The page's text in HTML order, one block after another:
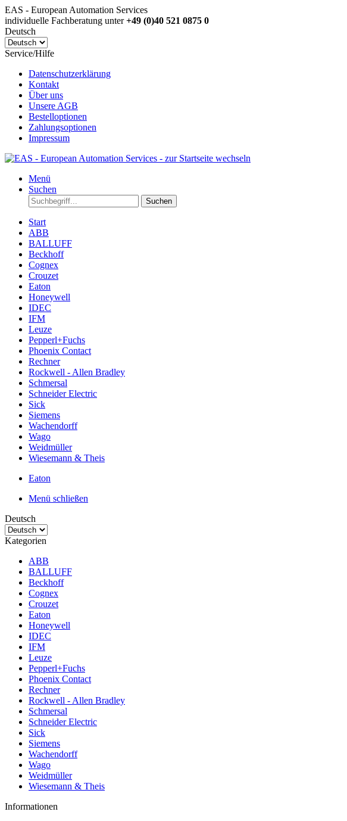
EAS - European Automation Services
individuelle Fachberatung unter+49 (0)40 521 0875 0
Deutsch
Service/Hilfe
Datenschutzerklärung
Kontakt
Über uns
Unsere AGB
Bestelloptionen
Zahlungsoptionen
Impressum
Menü
Suchen
Suchen
Start
ABB
BALLUFF
Beckhoff
Cognex
Crouzet
Eaton
Honeywell
IDEC
IFM
Leuze
Pepperl+Fuchs
Phoenix Contact
Rechner
Rockwell - Allen Bradley
Schmersal
Schneider Electric
Sick
Siemens
Wachendorff
Wago
Weidmüller
Wiesemann & Theis
Eaton
Menü schließen
Deutsch
Kategorien
ABB
BALLUFF
Beckhoff
Cognex
Crouzet
Eaton
Honeywell
IDEC
IFM
Leuze
Pepperl+Fuchs
Phoenix Contact
Rechner
Rockwell - Allen Bradley
Schmersal
Schneider Electric
Sick
Siemens
Wachendorff
Wago
Weidmüller
Wiesemann & Theis
Informationen